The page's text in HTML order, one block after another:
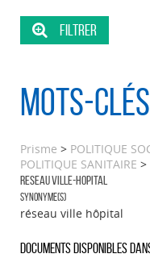
Mots-clés
Prisme > POLITIQUE
POLITIQUE SANITAIRE >
RESEAU VILLE-HOPITAL
Synonyme(s)
réseau ville hôpital
Documents disponibles